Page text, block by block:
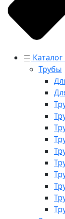
Трубы